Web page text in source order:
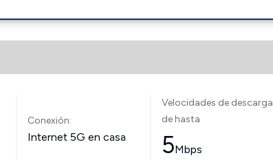
Conexión:
Internet 5G en casa
Velocidades de descarga
de hasta
5Mbps